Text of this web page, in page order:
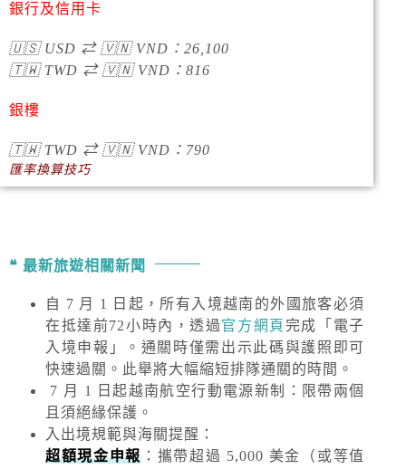
銀行及信用卡
🇺🇸USD ⇄ 🇻🇳VND ： 26,100
🇹🇼TWD ⇄ 🇻🇳VND ： 816
銀樓
🇹🇼TWD ⇄ 🇻🇳VND ：790
匯率換算技巧
最新旅遊相關新聞
自 7 月 1 日起，所有入境越南的外國旅客必須
在抵達前72小時內，透過官方網頁 完成「電子
入境申報」。通關時僅需出示此碼與護照即可
快速過關。此舉將大幅縮短排隊通關的時間。
7 月 1 日起越南航空行動電源新制：限帶兩個
且須絕緣保護。
入出境規範與海關提醒 ：
超額現金申報 ：攜帶超過 5,000 美金
（或等值